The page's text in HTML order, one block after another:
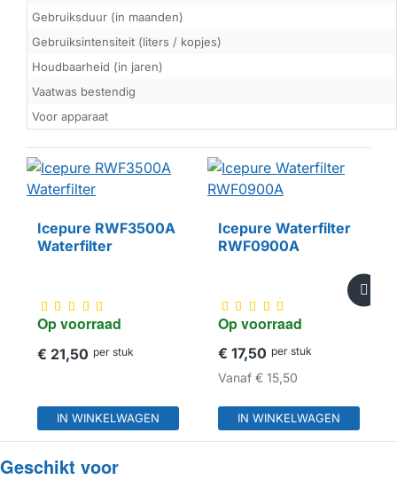
Gebruiksduur (in maanden)
Gebruiksintensiteit (liters / kopjes)
Houdbaarheid (in jaren)
Vaatwas bestendig
Voor apparaat
HUISMERK
Op voorraad
Icepure RWF3500A
Waterfilter
€ 21,50 per stuk
IN WINKELWAGEN
HUISMERK
Op voorraad
Icepure Waterfilter
RWF0900A
€ 17,50 per stuk
Vanaf€ 15,50
IN WINKELWAGEN
Geschikt voor